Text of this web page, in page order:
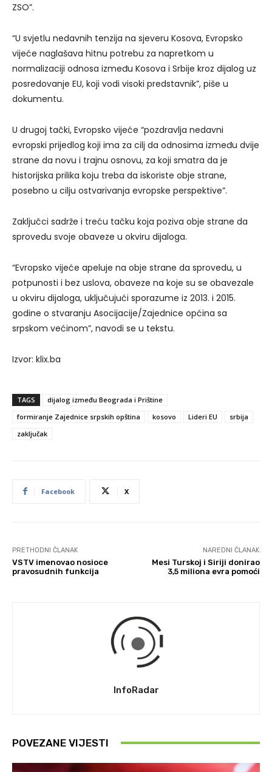
ZSO”.
“U svjetlu nedavnih tenzija na sjeveru Kosova, Evropsko
vijeće naglašava hitnu potrebu za napretkom u
normalizaciji odnosa između Kosova i Srbije kroz dijalog uz
posredovanje EU, koji vodi visoki predstavnik”, piše u
dokumentu.
U drugoj tački, Evropsko vijeće “pozdravlja nedavni
evropski prijedlog koji ima za cilj da odnosima između dvije
strane da novu i trajnu osnovu, za koji smatra da je
historijska prilika koju treba da iskoriste obje strane,
posebno u cilju ostvarivanja evropske perspektive”.
Zaključci sadrže i treću tačku koja poziva obje strane da
sprovedu svoje obaveze u okviru dijaloga.
“Evropsko vijeće apeluje na obje strane da sprovedu, u
potpunosti i bez uslova, obaveze na koje su se obavezale
u okviru dijaloga, uključujući sporazume iz 2013. i 2015.
godine o stvaranju Asocijacije/Zajednice općina sa
srpskom većinom”, navodi se u tekstu.
Izvor: klix.ba
TAGS
dijalog između Beograda i Prištine
formiranje Zajednice srpskih opština
kosovo Lideri EU
srbija
zaključak
Facebook X
PRETHODNI ČLANAK
VSTV imenovao nosioce
pravosudnih funkcija
NAREDNI ČLANAK
Mesi Turskoj i Siriji donirao
3,5 miliona evra pomoći
InfoRadar
POVEZANE VIJESTI